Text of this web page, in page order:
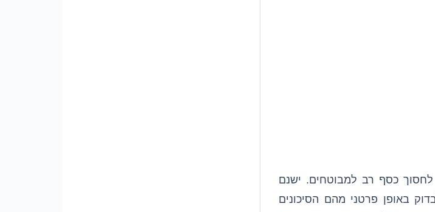
לחסוך כסף רב למבוטחים. ישנם
באופן פרטני מהם הסיכונים